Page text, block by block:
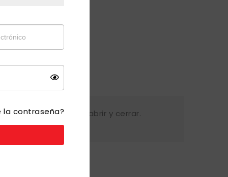
resistente. Fácil de abrir y cerrar.
la contraseña?